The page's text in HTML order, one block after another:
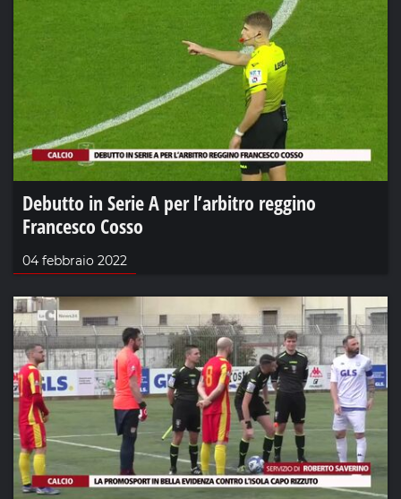
Debutto in Serie A per l’arbitro reggino
Francesco Cosso
04 febbraio 2022